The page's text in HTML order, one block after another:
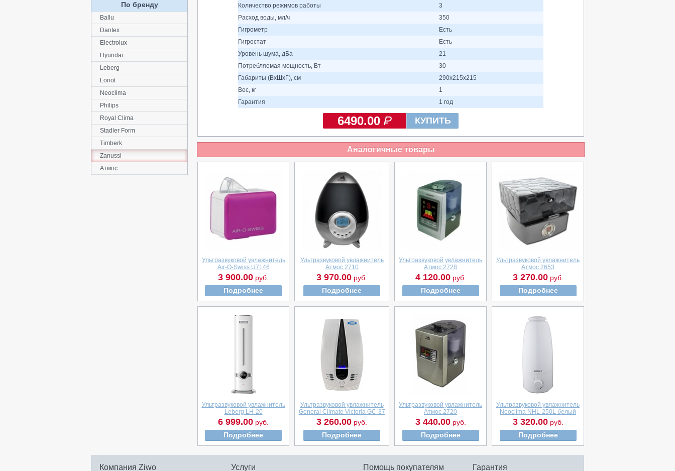
Количество режимов работы
3
Расход воды, мл/ч
350
Гигрометр
Есть
Гигростат
Есть
Уровень шума, дБа
21
Потребляемая мощность, Вт
30
Габариты (ВхШхГ), см
290х215х215
Вес, кг
1
Гарантия
1 год
6490.00 КУПИТЬ
Аналогичные товары
Ультразвуковой увлажнитель
Air-O-Swiss U7146
3 900.00 руб.
Подробнее
Ультразвуковой увлажнитель
Атмос 2710
3 970.00 руб.
Подробнее
Ультразвуковой увлажнитель
Атмос 2728
4 120.00руб.
Подробнее
Ультразвуковой увлажнитель
Атмос 2653
3 270.00руб.
Подробнее
Ультразвуковой увлажнитель
Leberg LH-20
6 999.00 руб.
Подробнее
Ультразвуковой увлажнитель
General Climate Victoria GC-37
3 260.00 руб.
Подробнее
Ультразвуковой увлажнитель
Атмос 2720
3 440.00руб.
Подробнее
Ультразвуковой увлажнитель
Neoclima NHL-250L белый
3 320.00руб.
Подробнее
По бренду
Ballu
Dantex
Electrolux
Hyundai
Leberg
Loriot
Neoclima
Philips
Royal Clima
Stadler Form
Timberk
Zanussi
Атмос
Компания Ziwo Услуги Помощь покупателям Гарантия